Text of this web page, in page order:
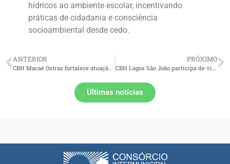
hídricos ao ambiente escolar, incentivando
práticas de cidadania e consciência
socioambiental desde cedo.
ANTERIOR PRÓXIMO
Últimas notícias